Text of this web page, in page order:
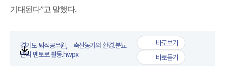
기대된다”고 말했다.
첨부파일
경기도 퇴직공무원， 축산농가의 환경.분뇨
관리 멘토로 활동.hwpx
바로보기
경기도 퇴직공무원， 축
바로듣기
경기도 퇴직공무원， 축